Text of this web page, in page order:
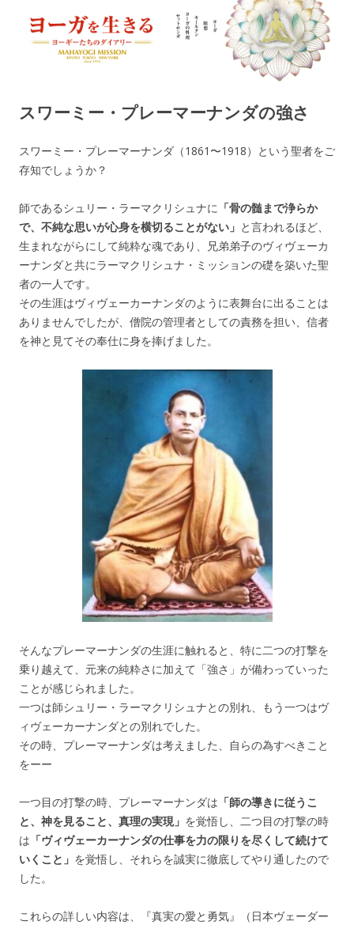
ヨーガを生きる — MAHAYOGI
MISSION ブログ
スワーミー・プレーマーナンダの強さ
スワーミー・プレーマーナンダ（1861〜1918）という聖者をご
存知でしょうか？
師であるシュリー・ラーマクリシュナに 「骨の髄まで浄らか
で、不純な思いが心身を横切ることがない」 と言われるほど、
生まれながらにして純粋な魂であり、兄弟弟子のヴィヴェーカ
ーナンダと共にラーマクリシュナ・ミッションの礎を築いた聖
者の一人です。
その生涯はヴィヴェーカーナンダのように表舞台に出ることは
ありませんでしたが、僧院の管理者としての責務を担い、信者
を神と見てその奉仕に身を捧げました。
そんなプレーマーナンダの生涯に触れると、特に二つの打撃を
乗り越えて、元来の純粋さに加えて「強さ」が備わっていった
ことが感じられました。
一つは師シュリー・ラーマクリシュナとの別れ、もう一つはヴ
ィヴェーカーナンダとの別れでした。
その時、プレーマーナンダは考えました、自らの為すべきこと
をーー
一つ目の打撃の時、プレーマーナンダは 「師の導きに従うこ
と、神を見ること、真理の実現」 を覚悟し、二つ目の打撃の時
は 「ヴィヴェーカーナンダの仕事を力の限りを尽くして続けて
いくこと」 を覚悟し、それらを誠実に徹底してやり通したので
した。
これらの詳しい内容は、『真実の愛と勇気』（日本ヴェーダー